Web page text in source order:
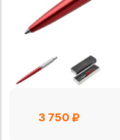
3 750